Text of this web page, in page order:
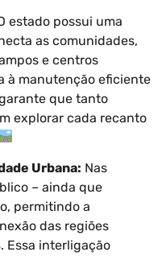
estado possui uma
as comunidades,
e centros
à manutenção eficiente
que tanto
explorar cada recanto
Urbana: Nas
– ainda que
permitindo a
das regiões
Essa interligação